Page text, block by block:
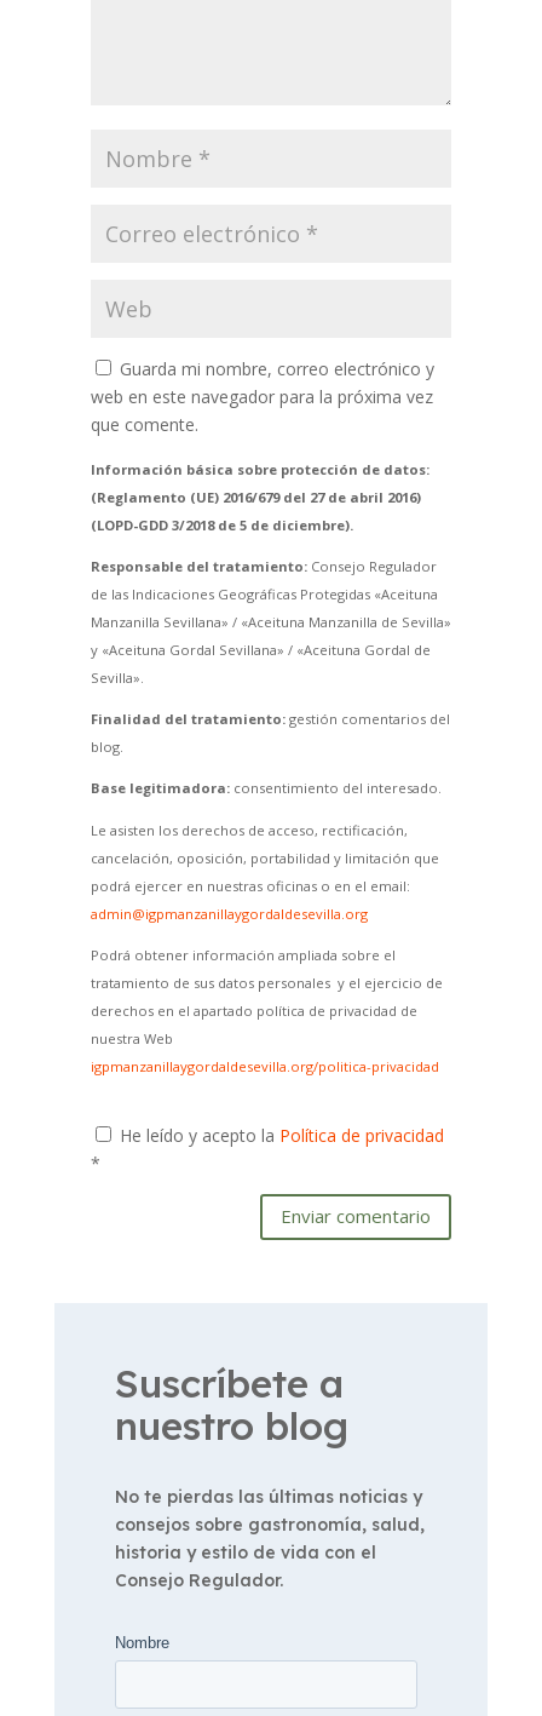
Guarda mi nombre, correo electrónico y
web en este navegador para la próxima vez
que comente.
Información básica sobre protección de datos:
(Reglamento (UE) 2016/679 del 27 de abril 2016)
(LOPD-GDD 3/2018 de 5 de diciembre).
Responsable del tratamiento:Consejo Regulador
de las Indicaciones Geográficas Protegidas «Aceituna
Manzanilla Sevillana» / «Aceituna Manzanilla de Sevilla»
y «Aceituna Gordal Sevillana» / «Aceituna Gordal de
Sevilla».
Finalidad del tratamiento:gestión comentarios del
blog.
Base legitimadora:consentimiento del interesado.
Le asisten los derechos de acceso, rectificación,
cancelación, oposición, portabilidad y limitación que
podrá ejercer en nuestras oficinas o en el email:
admin@igpmanzanillaygordaldesevilla.org
Podrá obtener información ampliada sobre el
tratamiento de sus datos personales y el ejercicio de
derechos en el apartado política de privacidad de
nuestra Web
igpmanzanillaygordaldesevilla.org/politica-privacidad
He leído y acepto la Política de privacidad
*
Enviar comentario
Suscríbete a
nuestro blog
No te pierdas las últimas noticias y
consejos sobre gastronomía, salud,
historia y estilo de vida con el
Consejo Regulador.